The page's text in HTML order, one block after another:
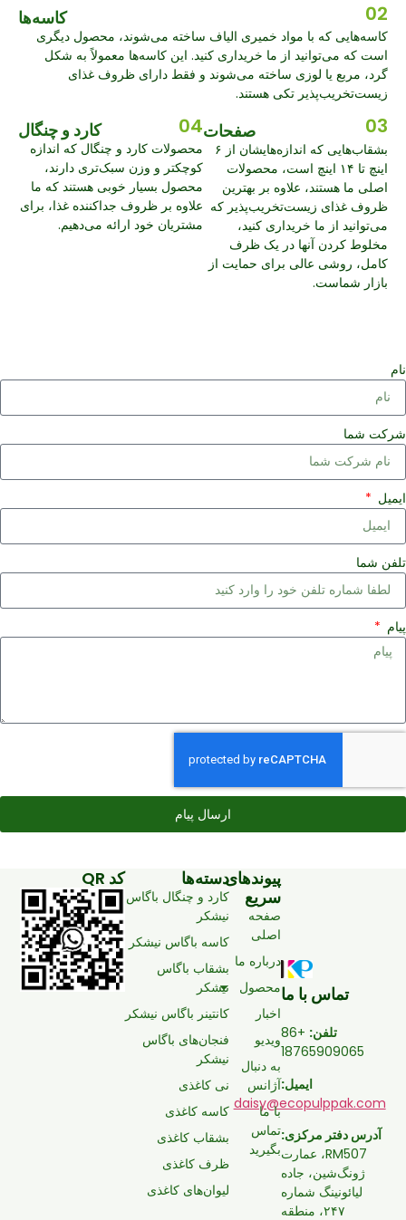
02 کاسه‌ها
کاسه‌هایی که با مواد خمیری الیاف ساخته می‌شوند، محصول دیگری
است که می‌توانید از ما خریداری کنید. این کاسه‌ها معمولاً به شکل
گرد، مربع یا لوزی ساخته می‌شوند و فقط دارای ظروف غذای
زیست‌تخریب‌پذیر تکی هستند.
03 صفحات
بشقاب‌هایی که اندازه‌هایشان از ۶
اینچ تا ۱۴ اینچ است، محصولات
اصلی ما هستند، علاوه بر بهترین
ظروف غذای زیست‌تخریب‌پذیر که
می‌توانید از ما خریداری کنید،
مخلوط کردن آنها در یک ظرف
کامل، روشی عالی برای حمایت از
بازار شماست.
04 کارد و چنگال
محصولات کارد و چنگال که اندازه
کوچکتر و وزن سبک‌تری دارند،
محصول بسیار خوبی هستند که ما
علاوه بر ظروف جداکننده غذا، برای
مشتریان خود ارائه می‌دهیم.
شما
شما
ارسال پیام
تماس با ما
تلفن:
+86
18765909065
ایمیل:
daisy@ecopulppak.com
آدرس دفتر مرکزی:
RM507، عمارت
ژونگ‌شین، جاده
لیائونینگ شماره
۲۴۷، منطقه
پیوندهای
سریع
صفحه
اصلی
درباره ما
محصول
اخبار
ویدیو
به دنبال
آژانس
با ما
تماس
بگیرید
دسته‌ها
کارد و چنگال باگاس
نیشکر
کاسه باگاس نیشکر
بشقاب باگاس
نیشکر
کانتینر باگاس نیشکر
فنجان‌های باگاس
نیشکر
نی کاغذی
کاسه کاغذی
بشقاب کاغذی
ظرف کاغذی
لیوان‌های کاغذی
کد QR